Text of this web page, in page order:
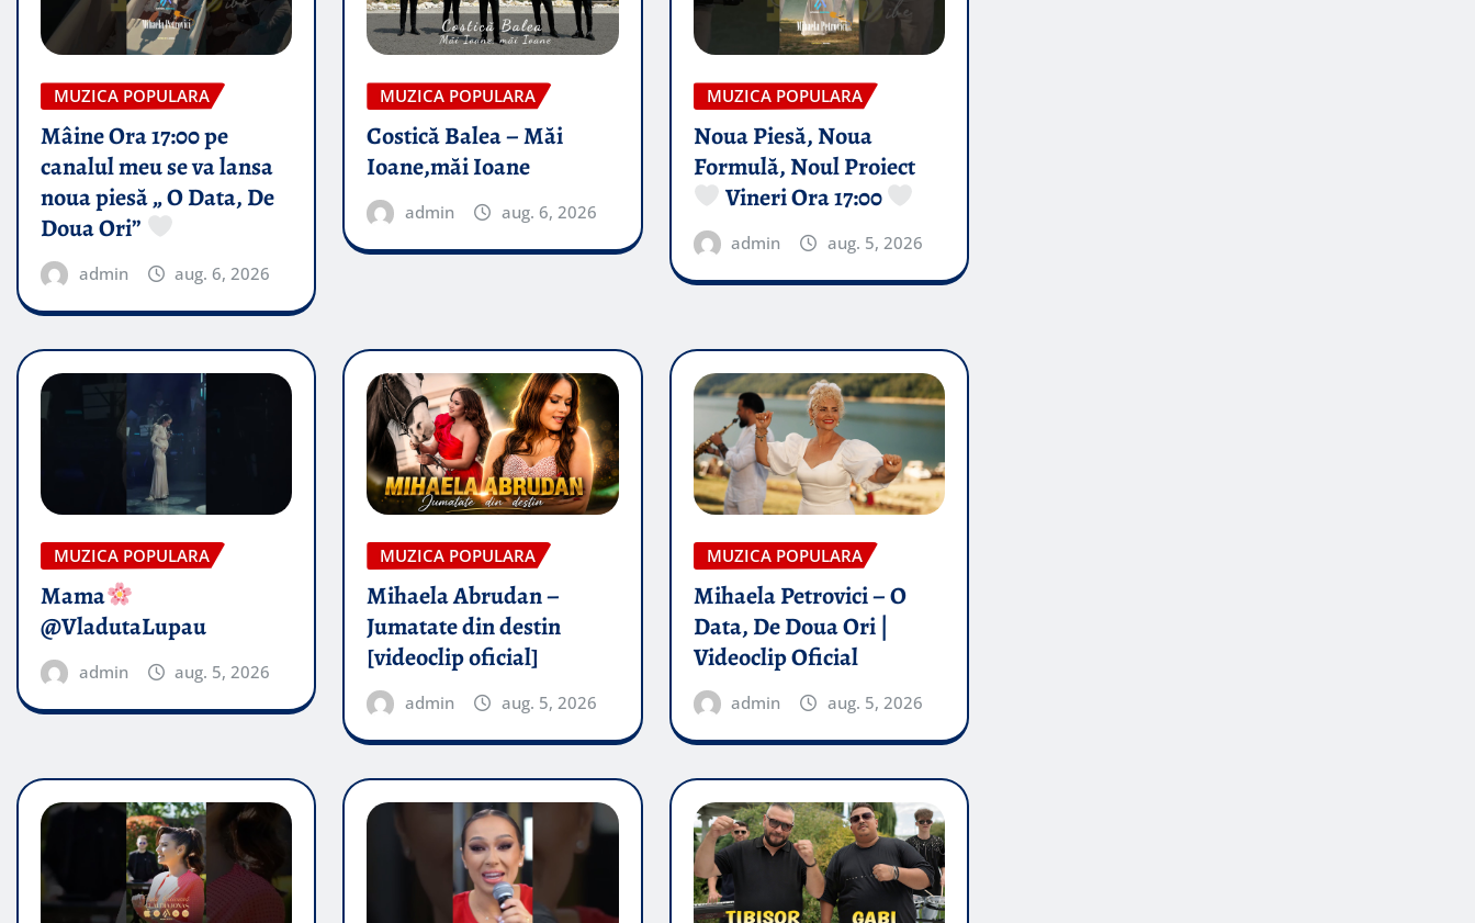
MUZICA POPULARA
Mâine Ora 17:00 pe
canalul meu se va lansa
noua piesă „ O Data, De
Doua Ori”
admin aug. 6, 2026
MUZICA POPULARA
Costică Balea – Măi
Ioane,măi Ioane
admin aug. 6, 2026
MUZICA POPULARA
Noua Piesă, Noua
Formulă, Noul Proiect
Vineri Ora 17:00
admin aug. 5, 2026
MUZICA POPULARA
Mama
@VladutaLupau
admin aug. 5, 2026
MUZICA POPULARA
Mihaela Abrudan –
Jumatate din destin
[videoclip oficial]
admin aug. 5, 2026
MUZICA POPULARA
Mihaela Petrovici – O
Data, De Doua Ori |
Videoclip Oficial
admin aug. 5, 2026